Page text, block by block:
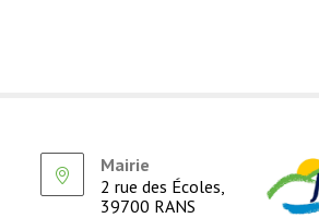
Mairie
2 rue des Écoles,
39700 RANS